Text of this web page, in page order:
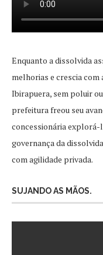
Enquanto a dissolvida
melhorias e crescia com
Ibirapuera, sem poluir
prefeitura freou seu
concessionária explorá-
governança da
com agilidade privada.
SUJANDO AS MÃOS.